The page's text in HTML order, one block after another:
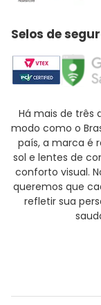
Selos de
Há mais de três
modo como o
país, a marca é
sol e lentes de
conforto visual.
queremos que
refletir sua